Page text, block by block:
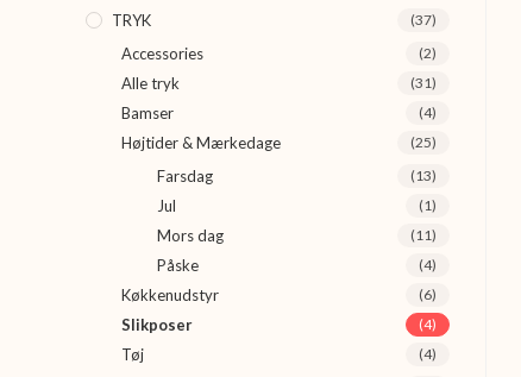
TRYK (37)
Accessories (2)
Alle tryk (31)
Bamser (4)
Højtider & Mærkedage (25)
Farsdag (13)
Jul (1)
Mors dag (11)
Påske (4)
Køkkenudstyr (6)
Slikposer (4)
Tøj (4)